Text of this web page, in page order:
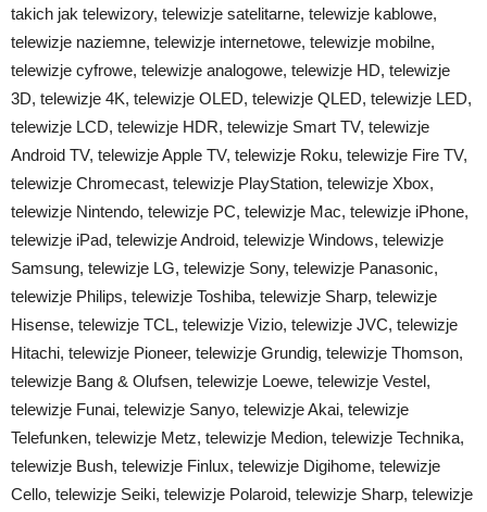
takich jak telewizory, telewizje satelitarne, telewizje kablowe,
telewizje naziemne, telewizje internetowe, telewizje mobilne,
telewizje cyfrowe, telewizje analogowe, telewizje HD, telewizje
3D, telewizje 4K, telewizje OLED, telewizje QLED, telewizje LED,
telewizje LCD, telewizje HDR, telewizje Smart TV, telewizje
Android TV, telewizje Apple TV, telewizje Roku, telewizje Fire TV,
telewizje Chromecast, telewizje PlayStation, telewizje Xbox,
telewizje Nintendo, telewizje PC, telewizje Mac, telewizje iPhone,
telewizje iPad, telewizje Android, telewizje Windows, telewizje
Samsung, telewizje LG, telewizje Sony, telewizje Panasonic,
telewizje Philips, telewizje Toshiba, telewizje Sharp, telewizje
Hisense, telewizje TCL, telewizje Vizio, telewizje JVC, telewizje
Hitachi, telewizje Pioneer, telewizje Grundig, telewizje Thomson,
telewizje Bang & Olufsen, telewizje Loewe, telewizje Vestel,
telewizje Funai, telewizje Sanyo, telewizje Akai, telewizje
Telefunken, telewizje Metz, telewizje Medion, telewizje Technika,
telewizje Bush, telewizje Finlux, telewizje Digihome, telewizje
Cello, telewizje Seiki, telewizje Polaroid, telewizje Sharp, telewizje